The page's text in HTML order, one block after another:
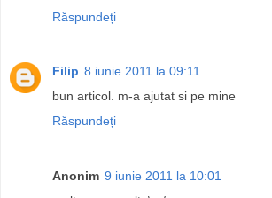
Răspundeți
Filip 8 iunie 2011 la 09:11
bun articol. m-a ajutat si pe mine
Răspundeți
Anonim 9 iunie 2011 la 10:01